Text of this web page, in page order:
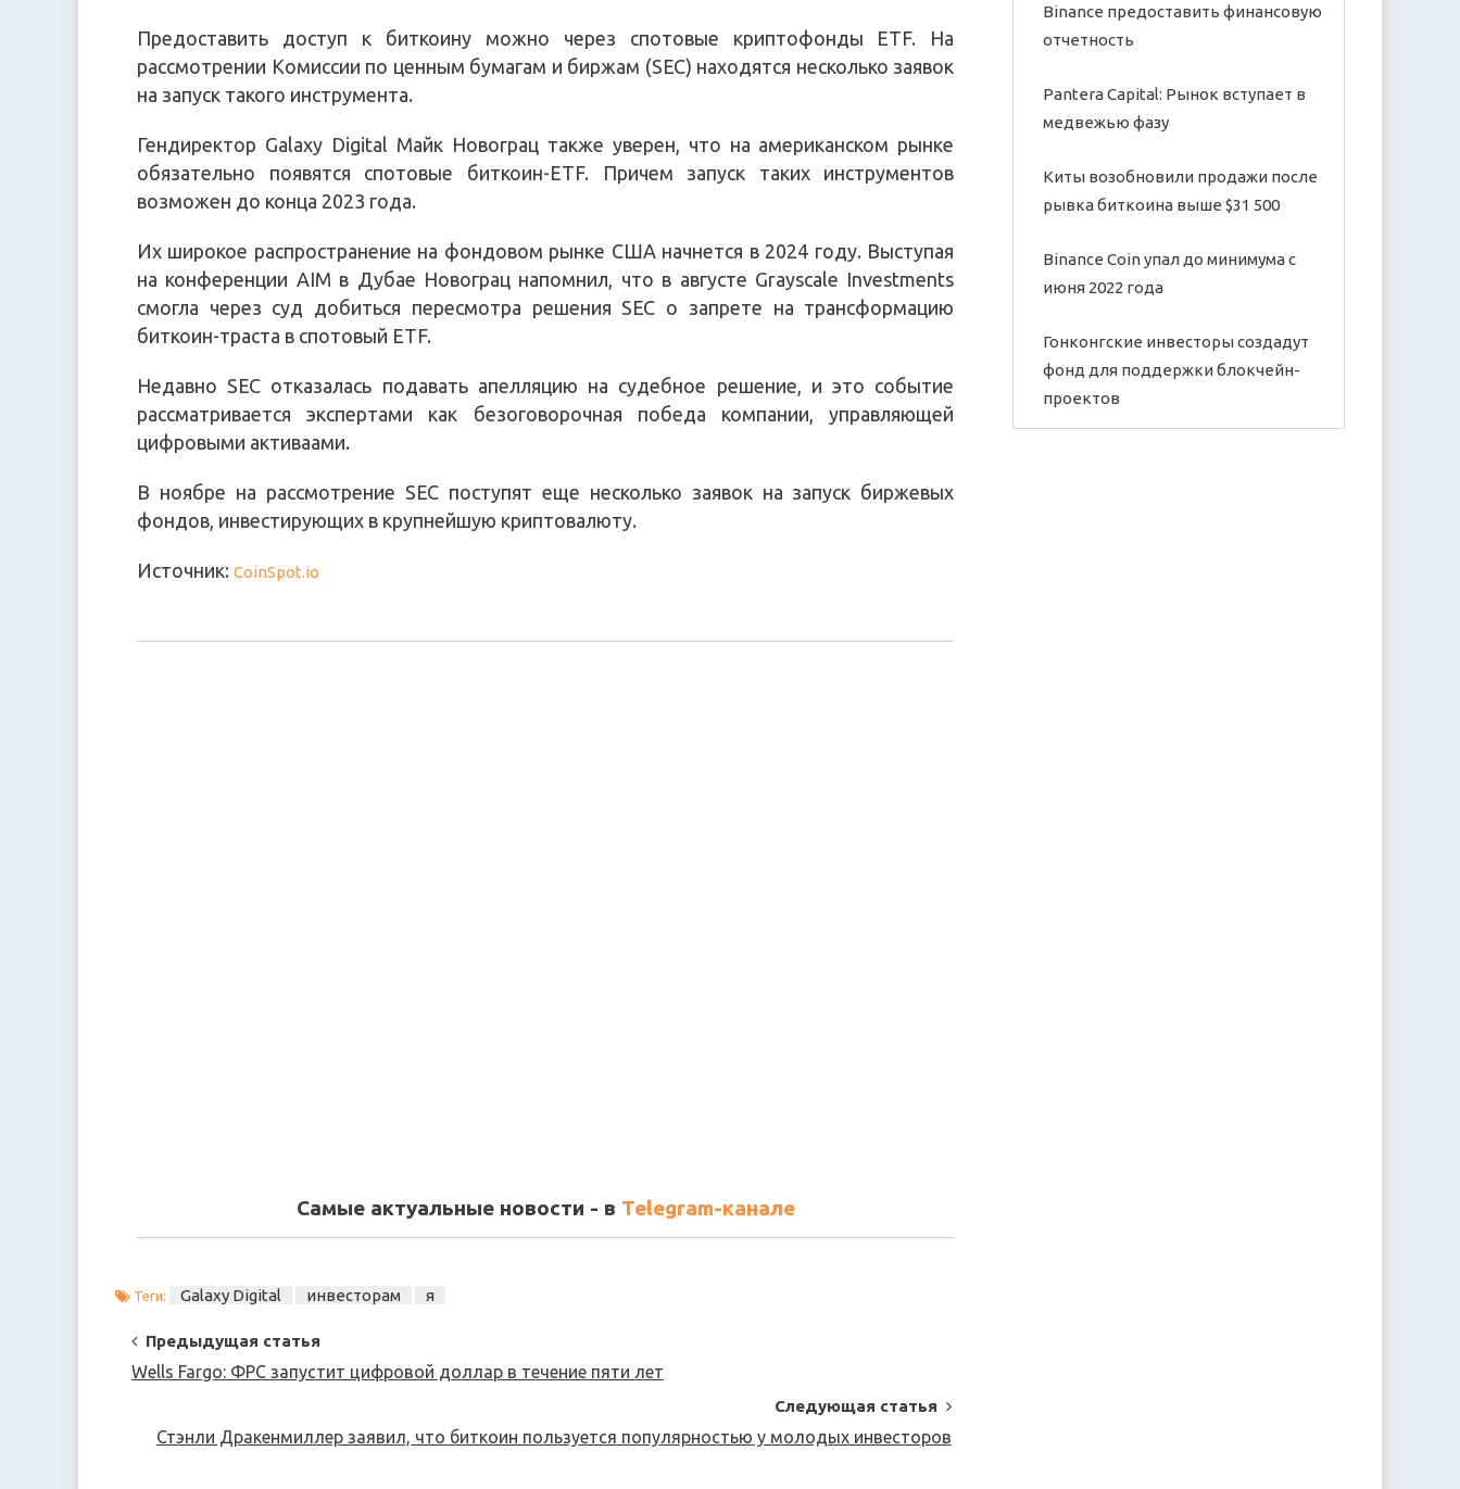
Предоставить доступ к биткоину можно через спотовые криптофонды ETF. На
рассмотрении Комиссии по ценным бумагам и биржам (SEC) находятся несколько заявок
на запуск такого инструмента.
Гендиректор Galaxy Digital Майк Новограц также уверен, что на американском рынке
обязательно появятся спотовые биткоин-ETF. Причем запуск таких инструментов
возможен до конца 2023 года.
Их широкое распространение на фондовом рынке США начнется в 2024 году. Выступая
на конференции AIM в Дубае Новограц напомнил, что в августе Grayscale Investments
смогла через суд добиться пересмотра решения SEC о запрете на трансформацию
биткоин-траста в спотовый ETF.
Недавно SEC отказалась подавать апелляцию на судебное решение, и это событие
рассматривается экспертами как безоговорочная победа компании, управляющей
цифровыми активаами.
В ноябре на рассмотрение SEC поступят еще несколько заявок на запуск биржевых
фондов, инвестирующих в крупнейшую криптовалюту.
Источник: CoinSpot.io
Самые актуальные новости - в Telegram-канале
Теги: Galaxy Digital инвесторам я
Post
Navigation
Предыдущая статья
Wells Fargo: ФРС запустит цифровой доллар в течение пяти лет
Следующая статья
Стэнли Дракенмиллер заявил, что биткоин пользуется популярностью у молодых инвесторов
Binance предоставить финансовую
отчетность
Pantera Capital: Рынок вступает в
медвежью фазу
Киты возобновили продажи после
рывка биткоина выше $31 500
Binance Coin упал до минимума с
июня 2022 года
Гонконгские инвесторы создадут
фонд для поддержки блокчейн-
проектов